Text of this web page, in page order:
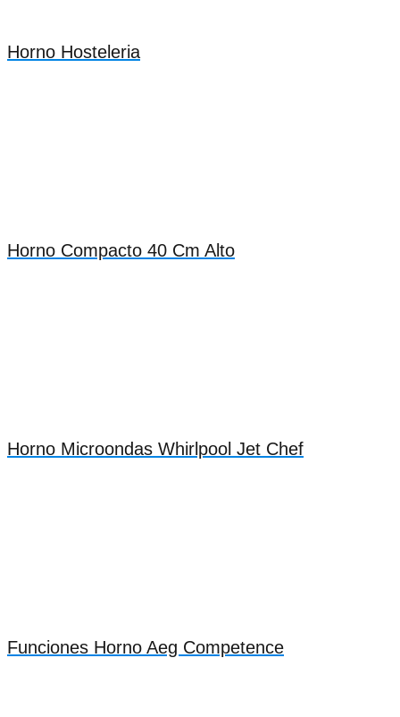
Horno Hosteleria
Horno Compacto 40 Cm Alto
Horno Microondas Whirlpool Jet Chef
Funciones Horno Aeg Competence